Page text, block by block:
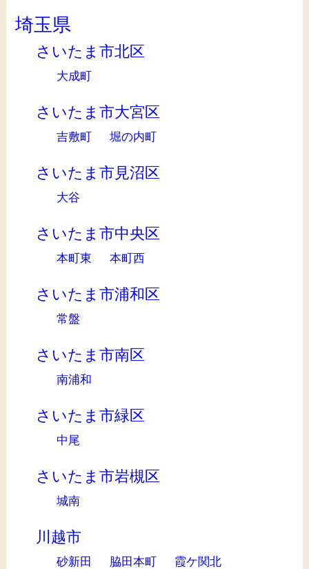
埼玉県
さいたま市北区
大成町
さいたま市大宮区
吉敷町 堀の内町
さいたま市見沼区
大谷
さいたま市中央区
本町東 本町西
さいたま市浦和区
常盤
さいたま市南区
南浦和
さいたま市緑区
中尾
さいたま市岩槻区
城南
川越市
砂新田 脇田本町 霞ケ関北